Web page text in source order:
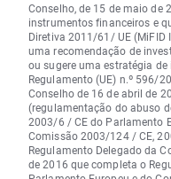
Conselho, de 15 de maio de
instrumentos financeiros e
Diretiva 2011/61/ UE (MiFID
uma recomendação de
ou sugere uma estratégia
Regulamento (UE) n.º 596/
Conselho de 16 de abril de
(regulamentação do abuso
2003/6 / CE do Parlamento
Comissão 2003/124 / CE,
Regulamento Delegado da
de 2016 que completa o